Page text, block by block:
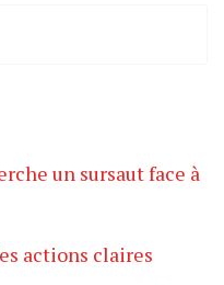
un sursaut face à
actions claires